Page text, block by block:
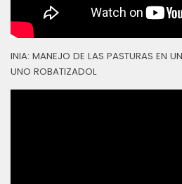
INIA: MANEJO DE LAS PASTURAS EN
UNO ROBATIZADOL